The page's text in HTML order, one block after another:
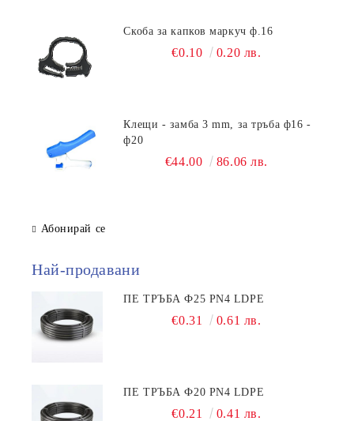
Скоба за капков маркуч ф.16
€0.10 0.20 лв.
Клещи - замба 3 mm, за тръба ф16 -
ф20
€44.00 86.06 лв.
Абонирай се
Най-продавани
ПЕ ТРЪБА Ф25 PN4 LDPE
€0.31 0.61 лв.
ПЕ ТРЪБА Ф20 PN4 LDPE
€0.21 0.41 лв.